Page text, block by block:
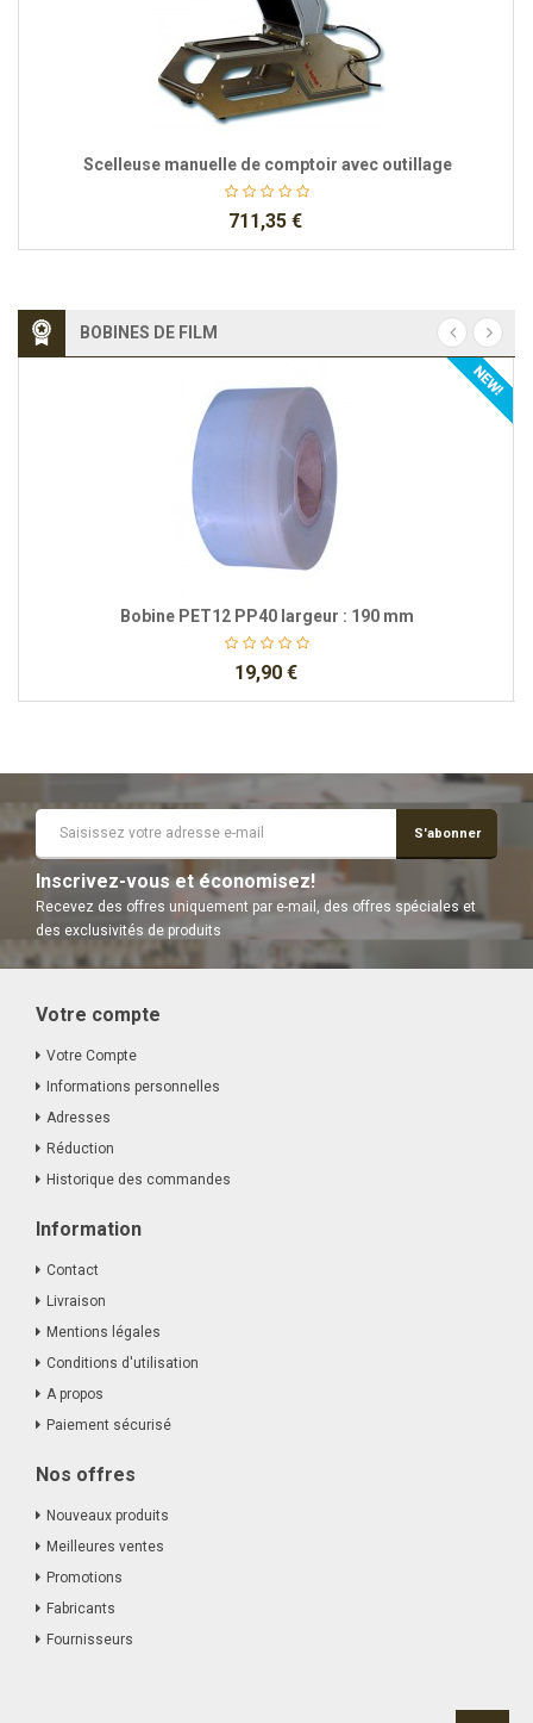
Scelleuse manuelle de comptoir avec outillage
711,35 €
BOBINES DE FILM
Bobine PET12 PP40 largeur : 190 mm
19,90 €
S'abonner
Inscrivez-vous et économisez!
Recevez des offres uniquement par e-mail, des offres spéciales et
des exclusivités de produits
Votre compte
Votre Compte
Informations personnelles
Adresses
Réduction
Historique des commandes
Information
Contact
Livraison
Mentions légales
Conditions d'utilisation
A propos
Paiement sécurisé
Nos offres
Nouveaux produits
Meilleures ventes
Promotions
Fabricants
Fournisseurs